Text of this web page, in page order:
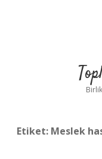
Etiket: Meslek